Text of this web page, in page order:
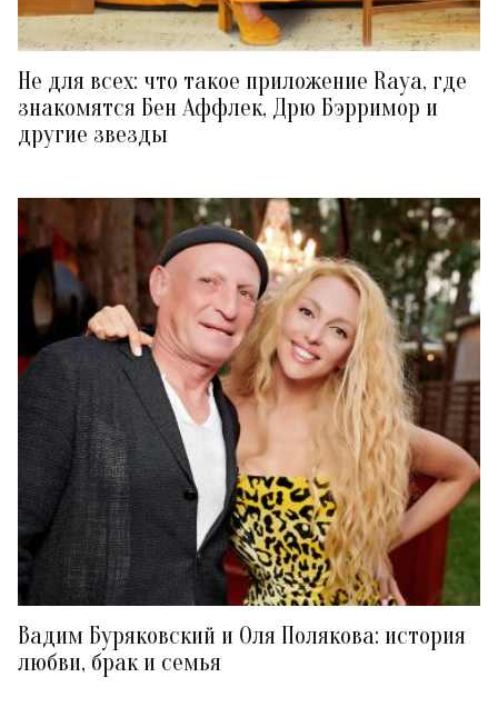
Не для всех: что такое приложение Raya, где
знакомятся Бен Аффлек, Дрю Бэрримор и
другие звезды
Вадим Буряковский и Оля Полякова: история
любви, брак и семья